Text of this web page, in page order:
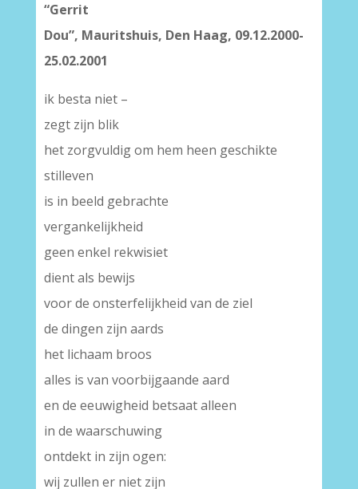
“Gerrit
Dou”, Mauritshuis, Den Haag, 09.12.2000-
25.02.2001
ik besta niet –
zegt zijn blik
het zorgvuldig om hem heen geschikte
stilleven
is in beeld gebrachte
vergankelijkheid
geen enkel rekwisiet
dient als bewijs
voor de onsterfelijkheid van de ziel
de dingen zijn aards
het lichaam broos
alles is van voorbijgaande aard
en de eeuwigheid betsaat alleen
in de waarschuwing
ontdekt in zijn ogen:
wij zullen er niet zijn